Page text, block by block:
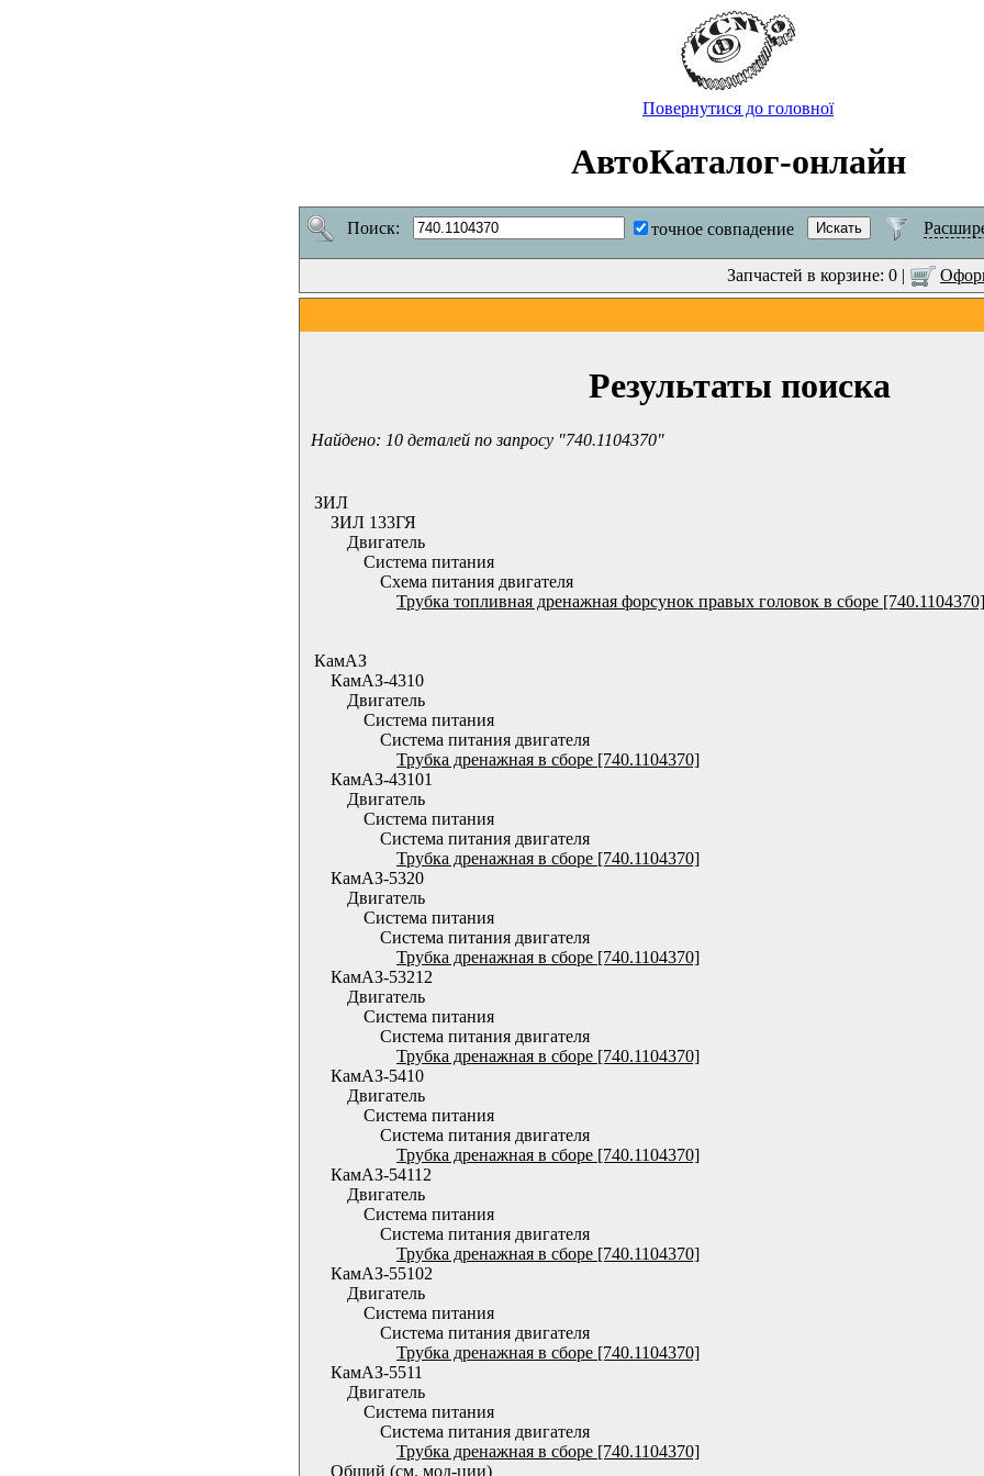
Повернутися до головної
АвтоКаталог-онлайн
Поиск: точное совпадение
Запчастей в корзине: 0 |
Результаты поиска
Найдено: 10 деталей по запросу "740.1104370"
ЗИЛ
ЗИЛ 133ГЯ
Двигатель
Система питания
Схема питания двигателя
Трубка топливная дренажная форсунок правых головок в сборе [740.1104370]
КамАЗ
КамАЗ-4310
Двигатель
Система питания
Система питания двигателя
Трубка дренажная в сборе [740.1104370]
КамАЗ-43101
Двигатель
Система питания
Система питания двигателя
Трубка дренажная в сборе [740.1104370]
КамАЗ-5320
Двигатель
Система питания
Система питания двигателя
Трубка дренажная в сборе [740.1104370]
КамАЗ-53212
Двигатель
Система питания
Система питания двигателя
Трубка дренажная в сборе [740.1104370]
КамАЗ-5410
Двигатель
Система питания
Система питания двигателя
Трубка дренажная в сборе [740.1104370]
КамАЗ-54112
Двигатель
Система питания
Система питания двигателя
Трубка дренажная в сборе [740.1104370]
КамАЗ-55102
Двигатель
Система питания
Система питания двигателя
Трубка дренажная в сборе [740.1104370]
КамАЗ-5511
Двигатель
Система питания
Система питания двигателя
Трубка дренажная в сборе [740.1104370]
Общий (см. мод-ции)